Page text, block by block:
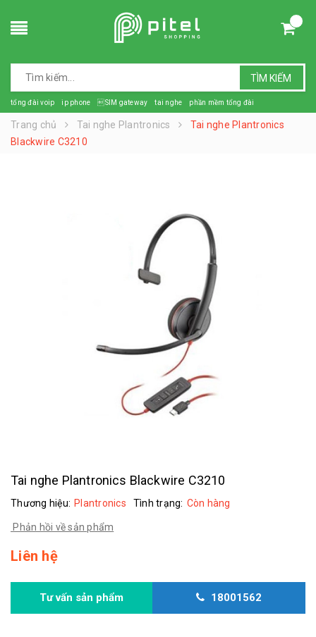
TÌM KIẾM
tổng đài voip ip phone SIM gateway tai nghe phần mềm tổng đài
Trang chủ Tai nghe Plantronics
Tai nghe Plantronics
Blackwire C3210
Tai nghe Plantronics Blackwire C3210
Thương hiệu: Plantronics Tình trạng: Còn hàng
Phản hồi về sản phẩm
Liên hệ
Tư vấn sản phẩm 18001562